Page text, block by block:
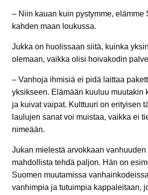
– Niin kauan kuin pystymme, elämme
kahden maan loukussa.
Jukka on huolissaan siitä, kuinka
olemaan, vaikka olisi hoivakodin
– Vanhoja ihmisiä ei pidä laittaa
yksikseen. Elämään kuuluu muutakin
ja kuivat vaipat. Kulttuuri on erityisen
laulujen sanat voi muistaa, vaikka ei
nimeään.
Jukan mielestä arvokkaan vanhuuden
mahdollista tehdä paljon. Hän on
Suomen muutamissa
vanhimpia ja tutuimpia kappaleitaan,